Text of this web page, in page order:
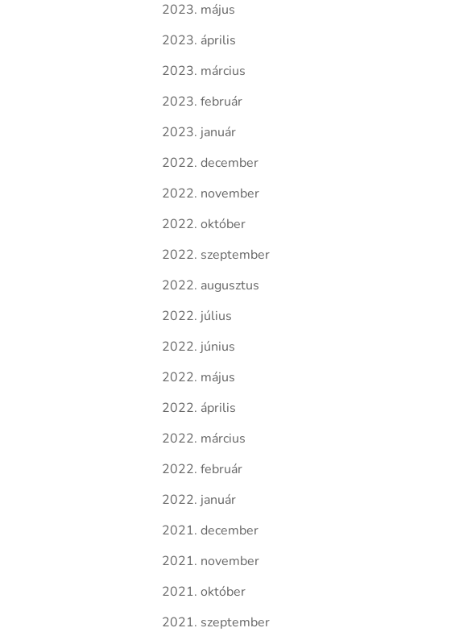
2023. május
2023. április
2023. március
2023. február
2023. január
2022. december
2022. november
2022. október
2022. szeptember
2022. augusztus
2022. július
2022. június
2022. május
2022. április
2022. március
2022. február
2022. január
2021. december
2021. november
2021. október
2021. szeptember